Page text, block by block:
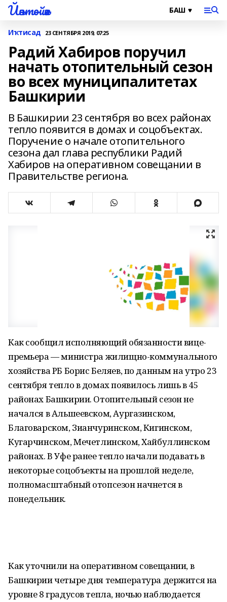
Йәнтөйәк
Иҡтисад 23 СЕНТЯБРЯ 2019, 07:25
Радий Хабиров поручил
начать отопительный сезон
во всех муниципалитетах
Башкирии
В Башкирии 23 сентября во всех районах
тепло появится в домах и соцобъектах.
Поручение о начале отопительного
сезона дал глава республики Радий
Хабиров на оперативном совещании в
Правительстве региона.
Как сообщил исполняющий обязанности вице-
премьера — министра жилищно-коммунального
хозяйства РБ Борис Беляев, по данным на утро 23
сентября тепло в домах появилось лишь в 45
районах Башкирии. Отопительный сезон не
начался в Альшеевском, Аургазинском,
Благоварском, Зианчуринском, Кигинском,
Кугарчинском, Мечетлинском, Хайбуллинском
районах. В Уфе ранее тепло начали подавать в
некоторые соцобъекты на прошлой неделе,
полномасштабный отопсезон начнется в
понедельник.
Как уточнили на оперативном совещании, в
Башкирии четыре дня температура держится на
уровне 8 градусов тепла, ночью наблюдается